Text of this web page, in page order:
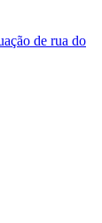
de rua do